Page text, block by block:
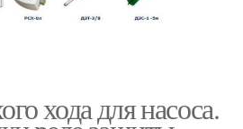
хода для насоса.